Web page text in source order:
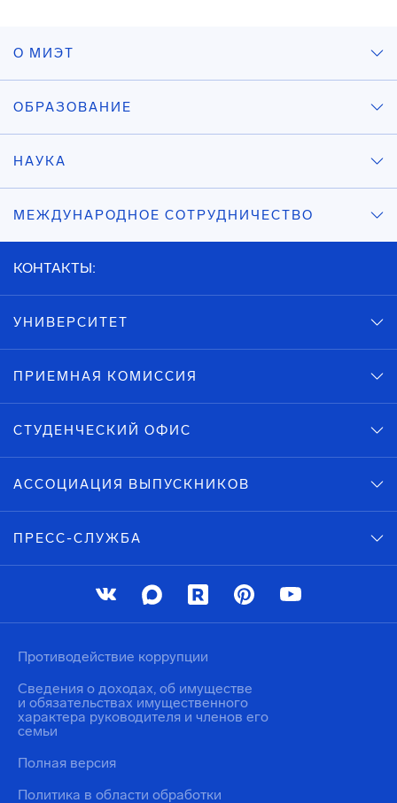
О МИЭТ
ОБРАЗОВАНИЕ
НАУКА
МЕЖДУНАРОДНОЕ СОТРУДНИЧЕСТВО
КОНТАКТЫ:
УНИВЕРСИТЕТ
ПРИЕМНАЯ КОМИССИЯ
СТУДЕНЧЕСКИЙ ОФИС
АССОЦИАЦИЯ ВЫПУСКНИКОВ
ПРЕСС-СЛУЖБА
Политика в области обработки
Противодействие коррупции
Сведения о доходах, об имуществе
и обязательствах имущественного
характера руководителя и членов его
семьи
Полная версия